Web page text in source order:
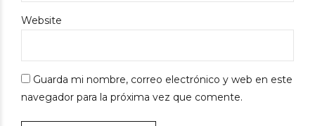
Website
Guarda mi nombre, correo electrónico y web en este
navegador para la próxima vez que comente.